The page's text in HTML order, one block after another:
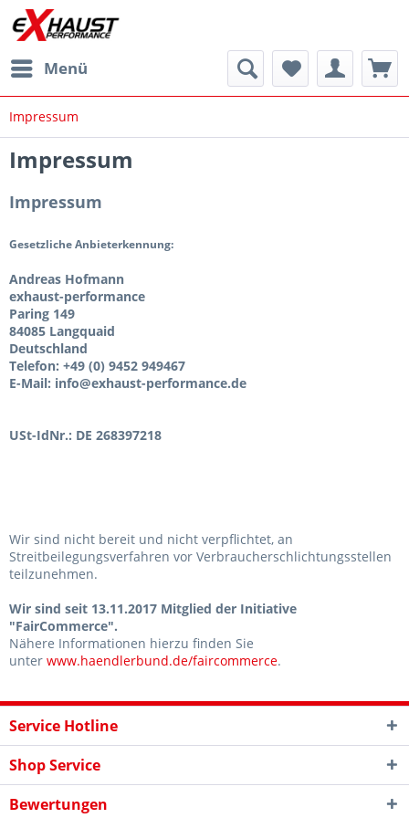
Menü
Impressum
Impressum
Impressum
Gesetzliche Anbieterkennung:
Andreas Hofmann
exhaust-performance
Paring 149
84085 Langquaid
Deutschland
Telefon: +49 (0) 9452 949467
E-Mail: info@exhaust-performance.de
USt-IdNr.: DE 268397218
Wir sind nicht bereit und nicht verpflichtet, an
Streitbeilegungsverfahren vor Verbraucherschlichtungsstellen
teilzunehmen.
Wir sind seit 13.11.2017 Mitglied der Initiative
"FairCommerce".
Nähere Informationen hierzu finden Sie
unter www.haendlerbund.de/faircommerce.
Service Hotline
Shop Service
Bewertungen